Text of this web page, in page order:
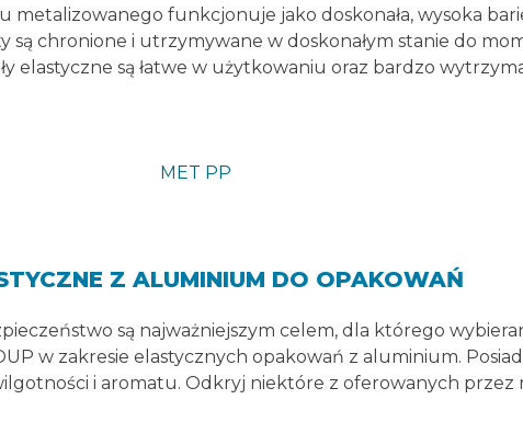
metalizowanego funkcjonuje jako doskonała, wysoka
są chronione i utrzymywane w doskonałym stanie do
elastyczne są łatwe w użytkowaniu oraz bardzo
MET PP
Z ALUMINIUM DO OPAKOWAŃ
są najważniejszym celem, dla którego
w zakresie elastycznych opakowań z aluminium.
i aromatu. Odkryj niektóre z oferowanych przez